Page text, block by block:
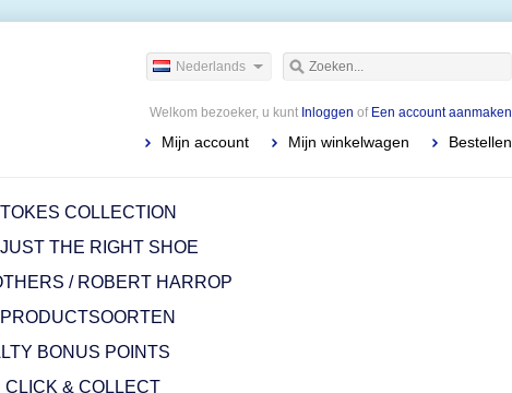
Nederlands
Welkom bezoeker, u kunt Inloggen of Een account aanmaken
Mijn account Mijn winkelwagen Bestellen
COLLECTION
JUST THE RIGHT SHOE
/ ROBERT HARROP
PRODUCTSOORTEN
BONUS POINTS
CLICK & COLLECT